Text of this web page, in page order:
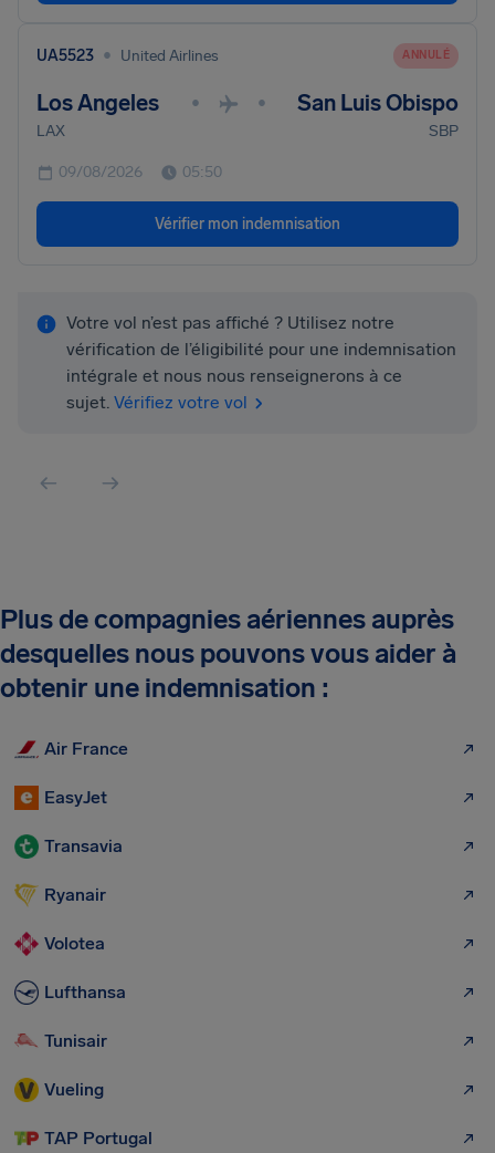
UA5523 • United Airlines ANNULÉ
Los Angeles • • San Luis Obispo
LAX SBP
09/08/2026 05:50
Vérifier mon indemnisation
Votre vol n’est pas affiché ? Utilisez notre
vérification de l’éligibilité pour une indemnisation
intégrale et nous nous renseignerons à ce
sujet. Vérifiez votre vol
Plus de compagnies aériennes auprès
desquelles nous pouvons vous aider à
obtenir une indemnisation :
Air France
EasyJet
Transavia
Ryanair
Volotea
Lufthansa
Tunisair
Vueling
TAP Portugal